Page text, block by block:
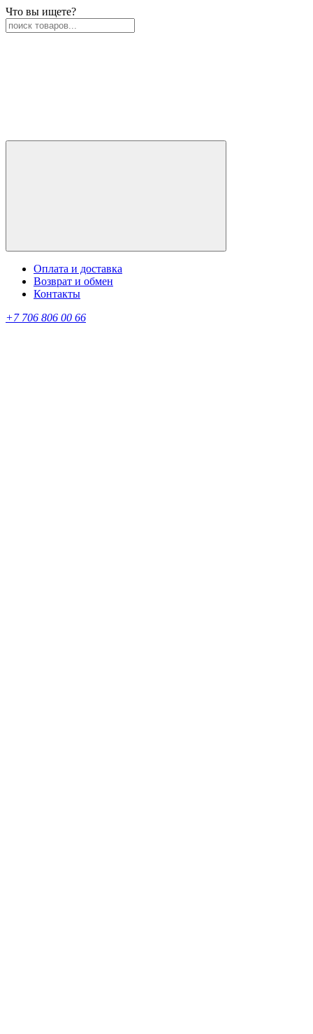
Что вы ищете?
Оплата и доставка
Возврат и обмен
Контакты
+7 706 806 00 66